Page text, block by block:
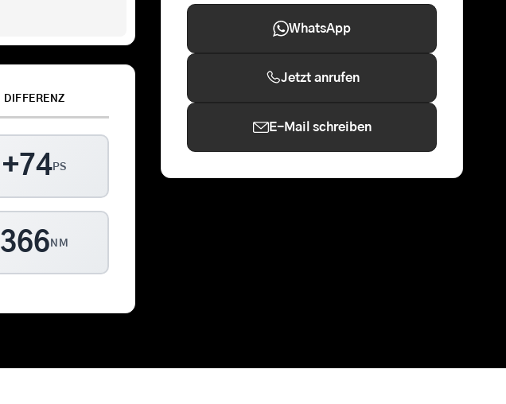
DIFFERENZ
+74PS
366 NM
WhatsApp
Jetzt anrufen
E-Mail schreiben